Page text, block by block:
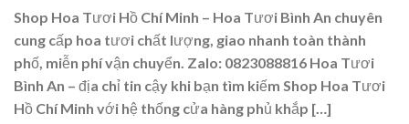
Shop Hoa Tươi Hồ Chí Minh – Hoa Tươi Bình An chuyên
cung cấp hoa tươi chất lượng, giao nhanh toàn thành
phố, miễn phí vận chuyển. Zalo: 0823088816 Hoa Tươi
Bình An – địa chỉ tin cậy khi bạn tìm kiếm Shop Hoa Tươi
Hồ Chí Minh với hệ thống cửa hàng phủ khắp […]